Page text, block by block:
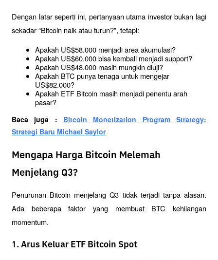
Dengan latar seperti ini, pertanyaan utama investor bukan lagi
sekadar “Bitcoin naik atau turun?”, tetapi:
Apakah US$58.000 menjadi area akumulasi?
Apakah US$60.000 bisa kembali menjadi support?
Apakah US$48.000 masih mungkin diuji?
Apakah BTC punya tenaga untuk mengejar
US$82.000?
Apakah ETF Bitcoin masih menjadi penentu arah
pasar?
Baca juga : Bitcoin Monetization Program Strategy:
Strategi Baru Michael Saylor
Mengapa Harga Bitcoin Melemah
Menjelang Q3?
Penurunan Bitcoin menjelang Q3 tidak terjadi tanpa alasan.
Ada beberapa faktor yang membuat BTC kehilangan
momentum.
1. Arus Keluar ETF Bitcoin Spot